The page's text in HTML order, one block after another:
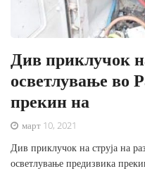
Див приклучок
осветлување во
прекин на
март 10, 2021
Див приклучок на струја на
осветлување предизвика